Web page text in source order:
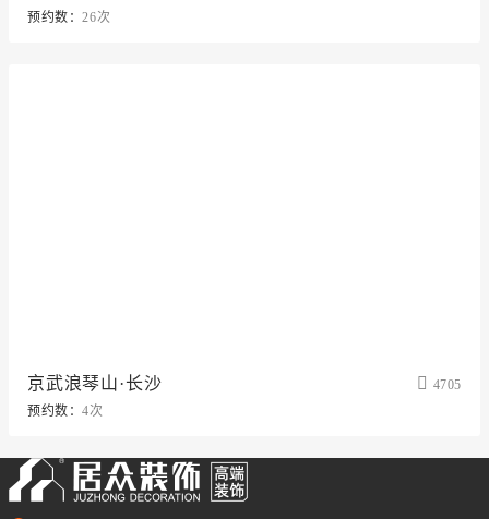
预约数：26次
京武浪琴山·长沙
4705
预约数：4次